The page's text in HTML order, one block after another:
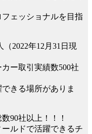
ェッショナルを目指
2022年12月31日現
ー取引実績数500社
できる場所がありま
90社以上！！！
ールドで活躍できるチ